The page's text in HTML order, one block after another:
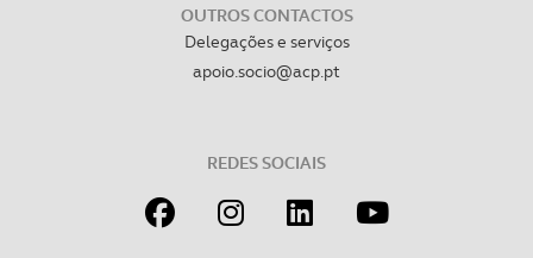
dados pessoais serão realizadas apenas com o seu
consentimento e quando tal se afigure estritamente
tecnologias similares pode ter impacto na sua
experiência de navegação no Website e nos serviços
disponibilizados.
OUTROS CONTACTOS
Delegações e serviços
apoio.socio@acp.pt
REDES SOCIAIS